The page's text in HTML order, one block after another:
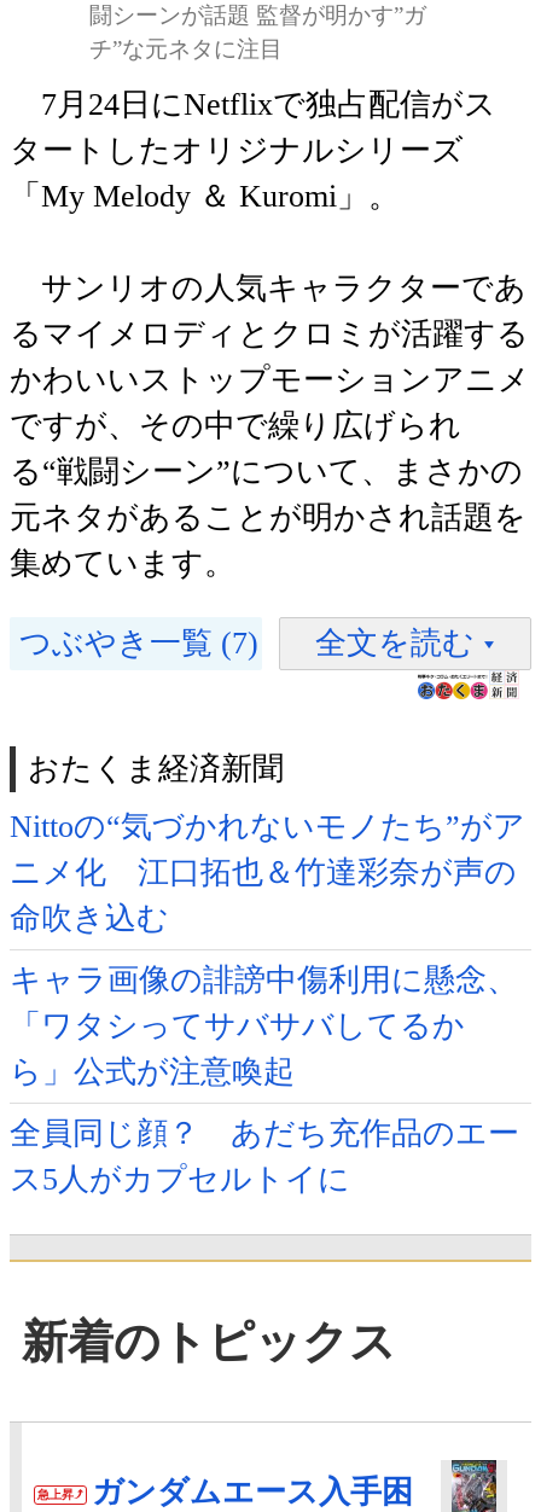
闘シーンが話題 監督が明かす”ガ
チ”な元ネタに注目
7月24日にNetflixで独占配信がス
タートしたオリジナルシリーズ
「My Melody ＆ Kuromi」。
サンリオの人気キャラクターであ
るマイメロディとクロミが活躍する
かわいいストップモーションアニメ
ですが、その中で繰り広げられ
る“戦闘シーン”について、まさかの
元ネタがあることが明かされ話題を
集めています。
つぶやき一覧 (7) 全文を読む
おたくま経済新聞
Nittoの“気づかれないモノたち”がア
ニメ化 江口拓也＆竹達彩奈が声の
命吹き込む
キャラ画像の誹謗中傷利用に懸念、
「ワタシってサバサバしてるか
ら」公式が注意喚起
全員同じ顔？ あだち充作品のエー
ス5人がカプセルトイに
新着のトピックス
急上昇
ガンダムエース入手困